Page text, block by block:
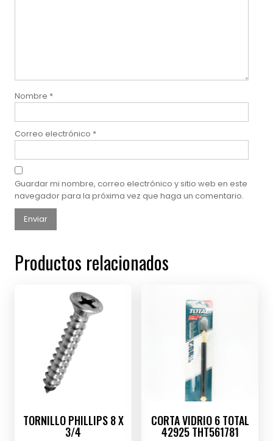
Nombre *
Correo electrónico *
Guardar mi nombre, correo electrónico y sitio web en este
navegador para la próxima vez que haga un comentario.
Productos relacionados
TORNILLO PHILLIPS 8 X
3/4
CORTA VIDRIO 6 TOTAL
42925 THT561781